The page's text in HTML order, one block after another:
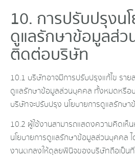
10. การปรับปรุงน
ดูแลรักษาข้อมูลส่
ติดต่อบริษัท
10.1 บริษัทอาจมีการปรับปรุงแก้ไข ราย
ดูแลรักษาข้อมูลส่วนบุคคล ทั้งหมดหรือบ
บริษัทจะปรับปรุง นโยบายการดูแลรักษ
10.2 ผู้ใช้งานสามารถแสดงความคิดเห็
นโยบายการดูแลรักษาข้อมูลส่วนบุคคล ไ
งานตกลงให้ดุลยพินิจของบริษัทถือเป็น